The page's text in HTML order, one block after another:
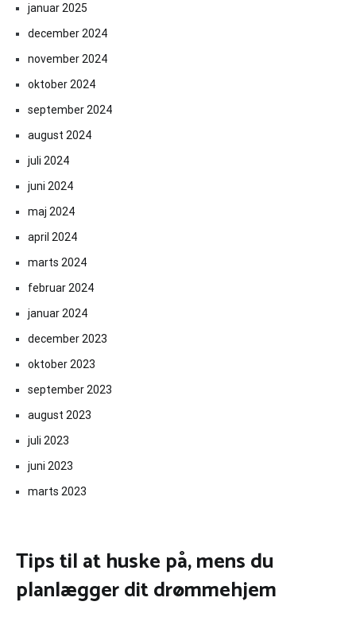
januar 2025
december 2024
november 2024
oktober 2024
september 2024
august 2024
juli 2024
juni 2024
maj 2024
april 2024
marts 2024
februar 2024
januar 2024
december 2023
oktober 2023
september 2023
august 2023
juli 2023
juni 2023
marts 2023
Tips til at huske på, mens du
planlægger dit drømmehjem